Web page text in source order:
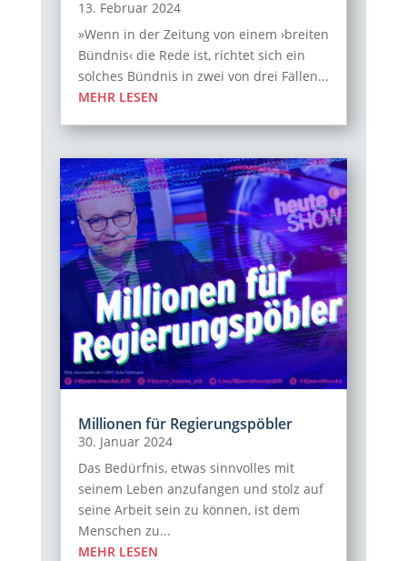
13. Februar 2024
»Wenn in der Zeitung von einem ›breiten
Bündnis‹ die Rede ist, richtet sich ein
solches Bündnis in zwei von drei Fällen...
MEHR LESEN
Millionen für Regierungspöbler
30. Januar 2024
Das Bedürfnis, etwas sinnvolles mit
seinem Leben anzufangen und stolz auf
seine Arbeit sein zu können, ist dem
Menschen zu...
MEHR LESEN